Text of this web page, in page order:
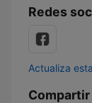
Redes
Actualiza
Compartir